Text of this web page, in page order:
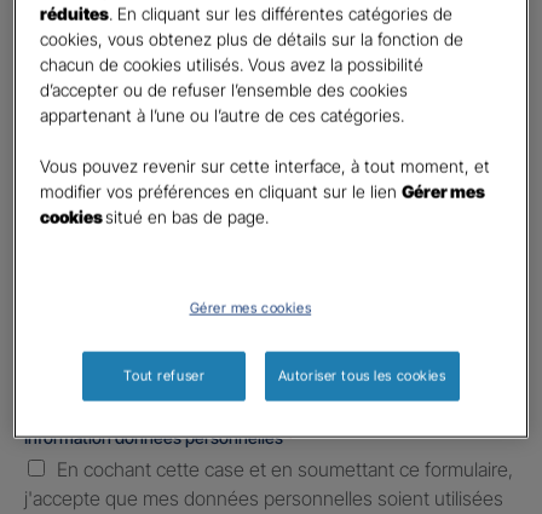
Contact*
First Last
Téléphone*
No
country
selected
E-mail *
Informations complémentaires (facultatif)
Information données personnelles*
En cochant cette case et en soumettant ce formulaire,
j'accepte que mes données personnelles soient utilisées
réduites. En cliquant sur les différentes catégories de
cookies, vous obtenez plus de détails sur la fonction de
chacun de cookies utilisés. Vous avez la possibilité
d’accepter ou de refuser l’ensemble des cookies
appartenant à l’une ou l’autre de ces catégories.
Vous pouvez revenir sur cette interface, à tout moment, et
modifier vos préférences en cliquant sur le lienGérer mes
cookiessitué en bas de page.
Gérer mes cookies
Tout refuser Autoriser tous les cookies